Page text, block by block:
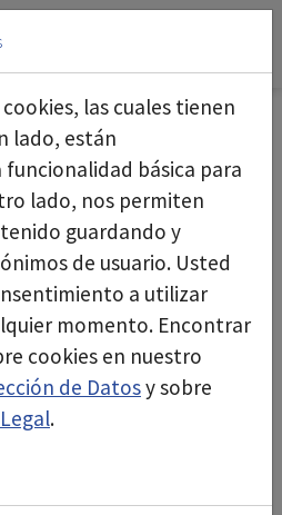
Safety-
las cuales tienen
lado, están
básica para
lado, nos permiten
guardando y
de usuario. Usted
a utilizar
momento. Encontrar
cookies en nuestro
de Datosy sobre
.